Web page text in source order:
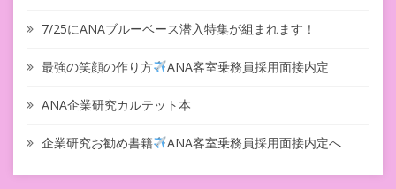
7/25にANAブルーベース潜入特集が組まれます！
最強の笑顔の作り方 ANA客室乗務員採用面接内定
ANA企業研究カルテット本
企業研究お勧め書籍 ANA客室乗務員採用面接内定へ